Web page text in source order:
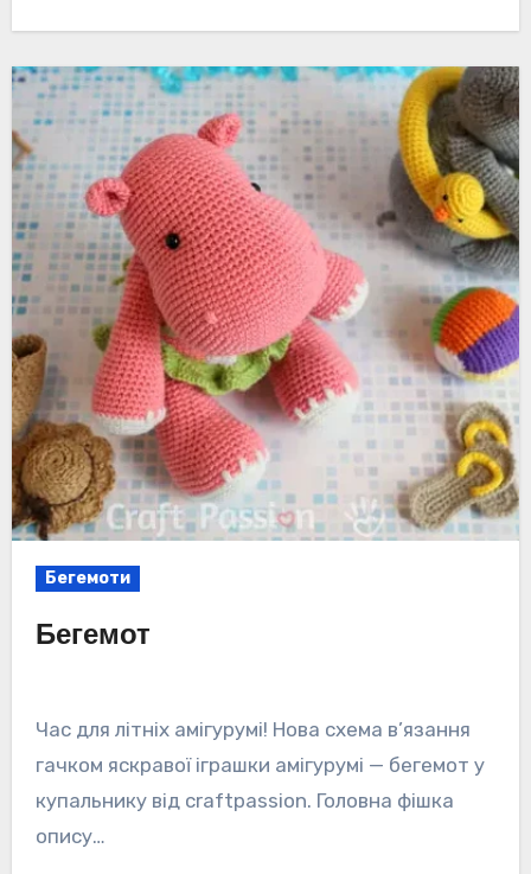
Бегемоти
Бегемот
Час для літніх амігурумі! Нова схема в’язання
гачком яскравої іграшки амігурумі — бегемот у
купальнику від craftpassion. Головна фішка
опису…